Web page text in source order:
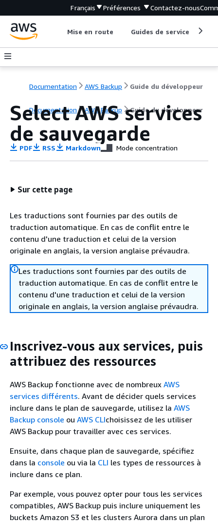
Français Préférences Contactez-nous
Mise en route Guides de service
Documentation AWS Backup Guide du développeur
Documentation AWS Backup Guide du développeur
Select AWS services
de sauvegarde
PDF RSS Markdown Mode concentration
Sur cette page
Les traductions sont fournies par des outils de
traduction automatique. En cas de conflit entre le
contenu d'une traduction et celui de la version
originale en anglais, la version anglaise prévaudra.
Les traductions sont fournies par des outils de
traduction automatique. En cas de conflit entre le
contenu d'une traduction et celui de la version
originale en anglais, la version anglaise prévaudra.
Inscrivez-vous aux services, puis
attribuez des ressources
AWS Backup fonctionne avec de nombreux AWS
services différents. Avant de décider quels services
inclure dans le plan de sauvegarde, utilisez la AWS
Backup console ou AWS CLIchoisissez de les utiliser
AWS Backup pour travailler avec ces services.
Ensuite, dans chaque plan de sauvegarde, spécifiez
dans la console ou via la CLI les types de ressources à
inclure dans ce plan.
Par exemple, vous pouvez opter pour tous les services
compatibles, AWS Backup puis inclure uniquement les
buckets Amazon S3 et les clusters Aurora dans un plan